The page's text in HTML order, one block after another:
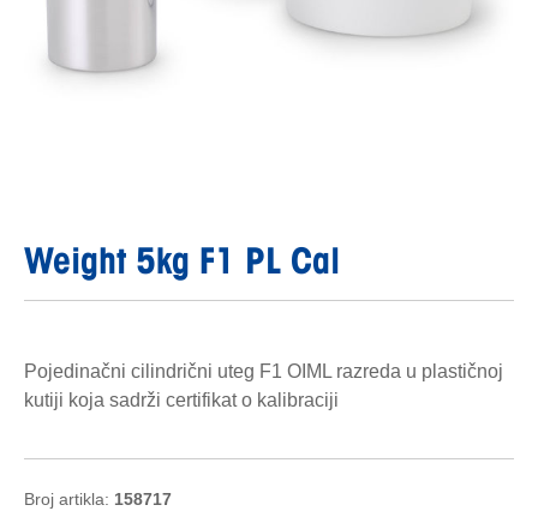
Weight 5kg F1 PL Cal
Pojedinačni cilindrični uteg F1 OIML razreda u plastičnoj
kutiji koja sadrži certifikat o kalibraciji
Broj artikla: 158717